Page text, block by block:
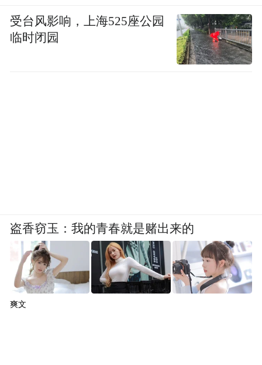
受台风影响，上海525座公园
临时闭园
盗香窃玉：我的青春就是赌出来的
爽文